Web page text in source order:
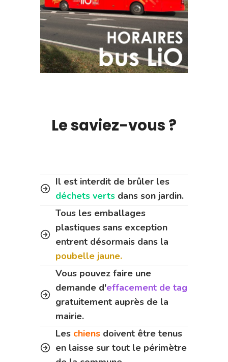
Le saviez-vous ?
Il est interdit de brûler les
déchets verts dans son jardin.
Tous les emballages
plastiques sans exception
entrent désormais dans la
poubelle jaune.
Vous pouvez faire une
demande d'effacement de tag
gratuitement auprès de la
mairie.
Les chiens doivent être tenus
en laisse sur tout le périmètre